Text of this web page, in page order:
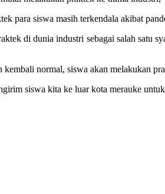
para siswa masih terkendala akibat
di dunia industri sebagai salah satu
normal, siswa akan melakukan
siswa kita ke luar kota merauke